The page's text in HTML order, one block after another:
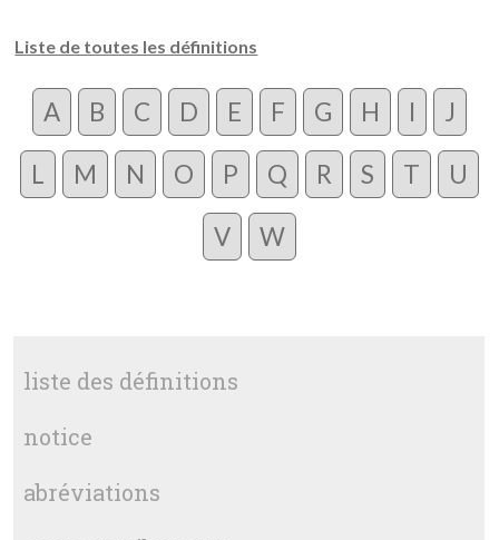
Liste de toutes les définitions
A B C D E F G H I J
L M N O P Q R S T U
V W
liste des définitions
notice
abréviations